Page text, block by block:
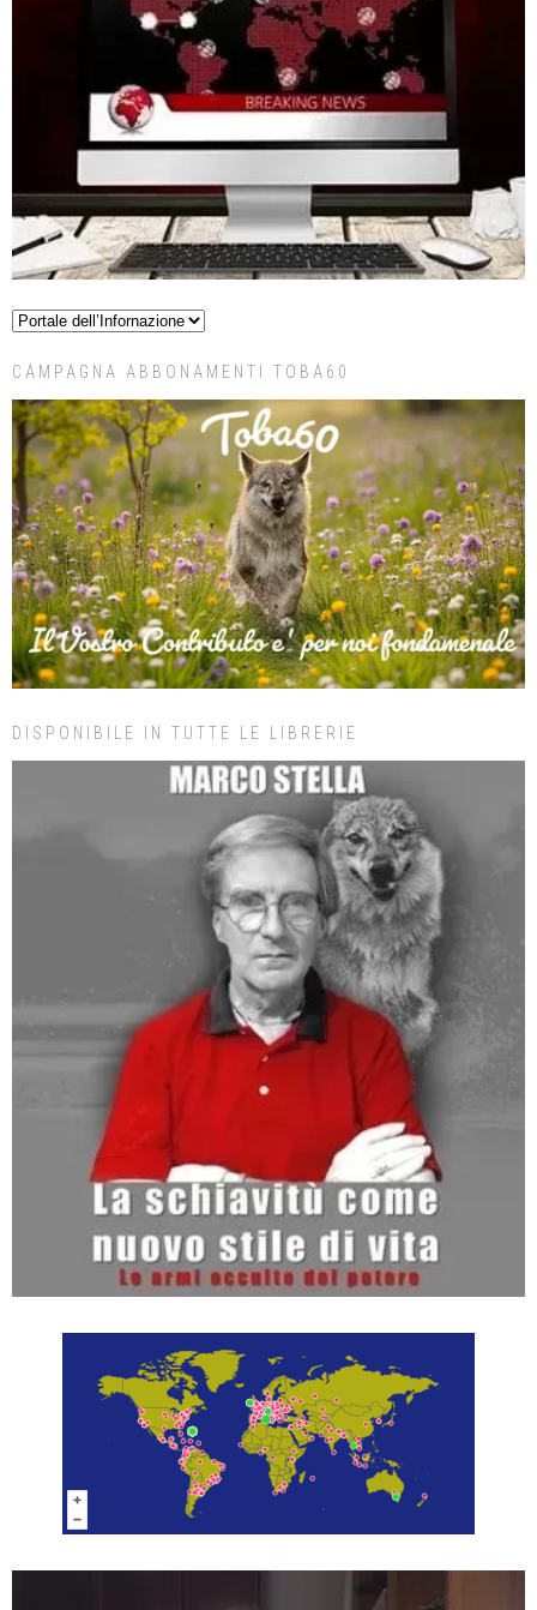
CAMPAGNA ABBONAMENTI TOBA60
DISPONIBILE IN TUTTE LE LIBRERIE